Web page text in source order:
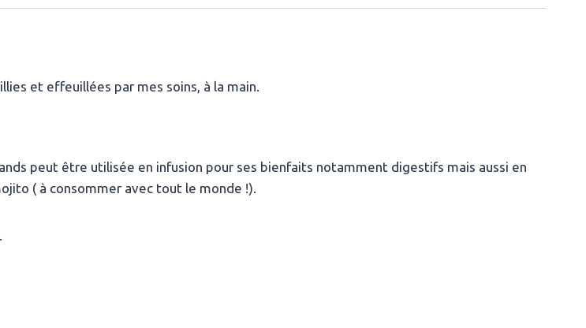
et effeuillées par mes soins, à la main.
peut être utilisée en infusion pour ses bienfaits notamment digestifs mais aussi en
( à consommer avec tout le monde !).